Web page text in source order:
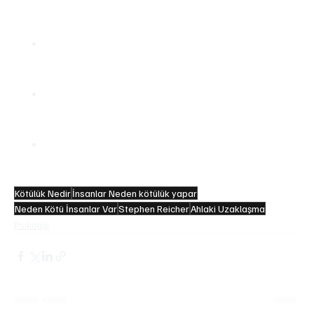
Kötülük Nedirİnsanlar Neden kötülük yapar
Neden Kötü İnsanlar VarStephen ReicherAhlaki Uzaklaşma